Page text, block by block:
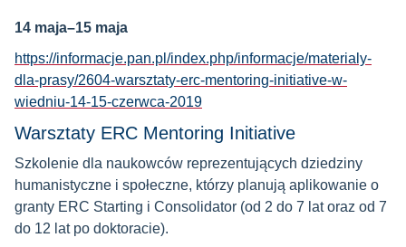
14 maja–15 maja
https://informacje.pan.pl/index.php/informacje/materialy-
dla-prasy/2604-warsztaty-erc-mentoring-initiative-w-
wiedniu-14-15-czerwca-2019
Warsztaty ERC Mentoring Initiative
Szkolenie dla naukowców reprezentujących dziedziny
humanistyczne i społeczne, którzy planują aplikowanie o
granty ERC Starting i Consolidator (od 2 do 7 lat oraz od 7
do 12 lat po doktoracie).